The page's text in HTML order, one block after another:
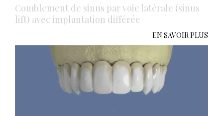
Comblement de sinus par voie latérale (sinus
lift) avec implantation différée
EN SAVOIR PLUS